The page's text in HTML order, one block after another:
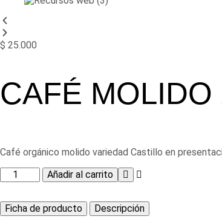
$ 25.000
CAFÉ MOLIDO
Café orgánico molido variedad Castillo en
Café
molido
gr
cantidad
Añadir al carrito
Ficha de producto Descripción